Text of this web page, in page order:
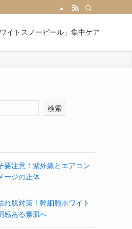
イトスノーピール」集中ケア
検索
要注意！紫外線とエアコン
ージの正体
れ肌対策！幹細胞ホワイト
感ある素肌へ